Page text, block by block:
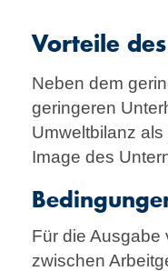
Vorteile
Neben dem
geringeren
Umweltbilanz
Image des
Für die
zwischen